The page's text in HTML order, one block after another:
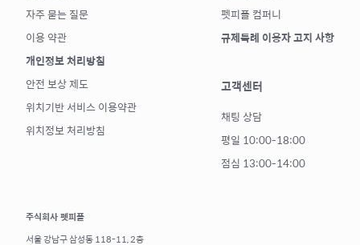
자주 묻는 질문
이용 약관
개인정보 처리방침
안전 보상 제도
위치기반 서비스 이용약관
위치정보 처리방침
펫피플 컴퍼니
규제특례 이용자 고지 사항
고객센터
채팅 상담
평일 10:00-18:00
점심 13:00-14:00
주식회사 펫피플
서울 강남구 삼성동 118-11, 2층